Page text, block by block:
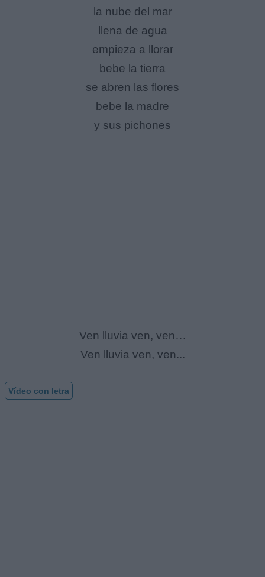
la nube del mar
llena de agua
empieza a llorar
bebe la tierra
se abren las flores
bebe la madre
y sus pichones
Ven lluvia ven, ven…
Ven lluvia ven, ven...
Vídeo con letra